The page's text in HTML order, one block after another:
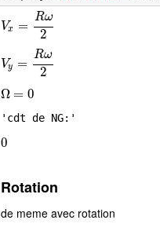
Vx =
Rω
2
Vx=Rω2
Vy =
Rω
2
Vy =R ω2
Ω = 0
Ω=0
'cdt de NG:'
0
0
Rotation
de meme avec rotation